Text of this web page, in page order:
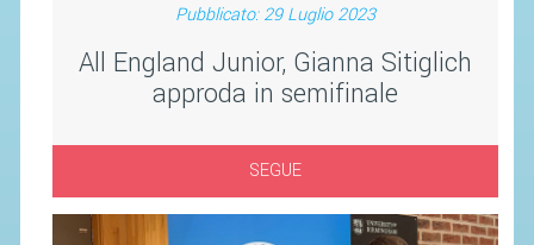
Pubblicato: 29 Luglio 2023
All England Junior, Gianna Sitiglich
approda in semifinale
SEGUE
AVVISI E BANDI
SAFEGUARDING
RICHIESTA PATROCINIO